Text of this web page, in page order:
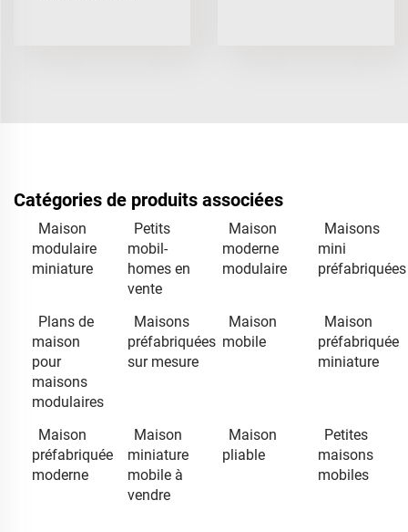
Catégories de produits associées
Maison
modulaire
miniature
Petits
mobil-
homes en
vente
Maison
moderne
modulaire
Maisons
mini
préfabriquées
Plans de
maison
pour
maisons
modulaires
Maisons
préfabriquées
sur mesure
Maison
mobile
Maison
préfabriquée
miniature
Maison
préfabriquée
moderne
Maison
miniature
mobile à
vendre
Maison
pliable
Petites
maisons
mobiles